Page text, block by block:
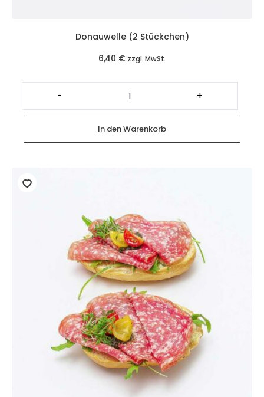
Donauwelle (2 Stückchen)
6,40 € zzgl. MwSt.
-
Donauwelle
(2
Stückchen)
Menge
+
In den Warenkorb